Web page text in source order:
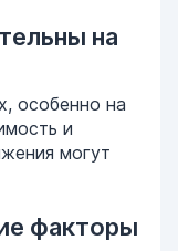
на
особенно на
и
могут
факторы